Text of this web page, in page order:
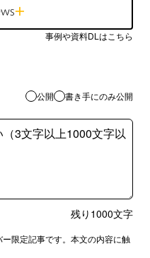
事例や資料DLはこちら
公開 書き手にのみ公開
残り 1000文字
限定記事です。本文の内容に触